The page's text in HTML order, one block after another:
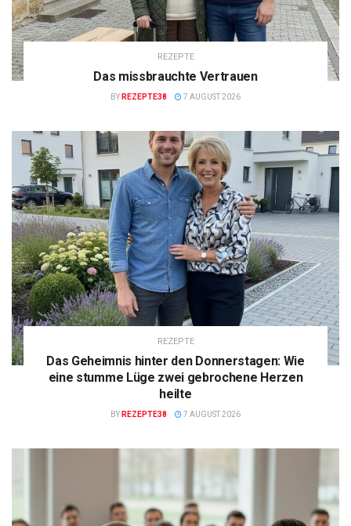
REZEPTE
Das missbrauchte Vertrauen
BY REZEPTE38 7 AUGUST 2026
REZEPTE
Das Geheimnis hinter den Donnerstagen: Wie
eine stumme Lüge zwei gebrochene Herzen
heilte
BY REZEPTE38 7 AUGUST 2026